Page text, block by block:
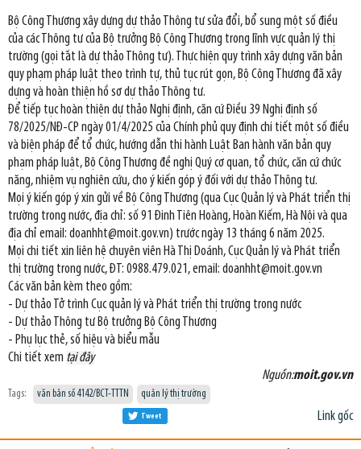
Bộ Công Thương xây dựng dự thảo Thông tư sửa đổi, bổ sung một số điều
của các Thông tư của Bộ trưởng Bộ Công Thương trong lĩnh vực quản lý thị
trường (gọi tắt là dự thảo Thông tư). Thực hiện quy trình xây dựng văn bản
quy phạm pháp luật theo trình tự, thủ tục rút gọn, Bộ Công Thương đã xây
dựng và hoàn thiện hồ sơ dự thảo Thông tư.
Để tiếp tục hoàn thiện dự thảo Nghị định, căn cứ Điều 39 Nghị định số
78/2025/NĐ-CP ngày 01/4/2025 của Chính phủ quy định chi tiết một số điều
và biện pháp để tổ chức, hướng dẫn thi hành Luật Ban hành văn bản quy
phạm pháp luật, Bộ Công Thương đề nghị Quý cơ quan, tổ chức, căn cứ chức
năng, nhiệm vụ nghiên cứu, cho ý kiến góp ý đối với dự thảo Thông tư.
Mọi ý kiến góp ý xin gửi về Bộ Công Thương (qua Cục Quản lý và Phát triển thị
trường trong nước, địa chỉ: số 91 Đinh Tiên Hoàng, Hoàn Kiếm, Hà Nội và qua
địa chỉ email: doanhht@moit.gov.vn) trước ngày 13 tháng 6 năm 2025.
Mọi chi tiết xin liên hệ chuyên viên Hà Thị Doánh, Cục Quản lý và Phát triển
thị trường trong nước, ĐT: 0988.479.021, email: doanhht@moit.gov.vn
Các văn bản kèm theo gồm:
- Dự thảo Tở trình Cục quản lý và Phát triển thị trường trong nước
- Dự thảo Thông tư Bộ trưởng Bộ Công Thương
- Phụ lục thẻ, số hiệu và biểu mẫu
Chi tiết xem tại đây
Nguồn:moit.gov.vn
Tags: văn bản số 4142/BCT-TTTN quản lý thị trường
Link gốc
Tweet